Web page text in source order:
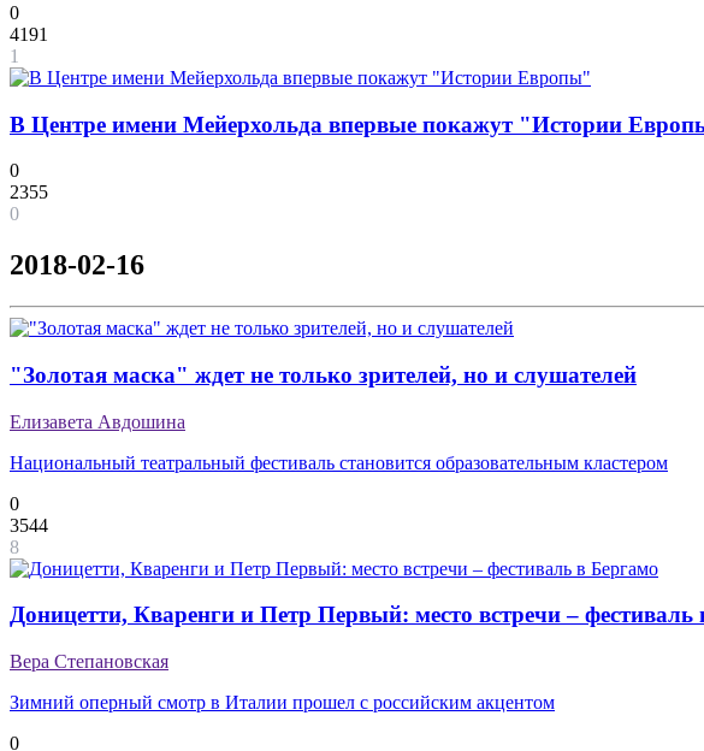
0
4191
1
В Центре имени Мейерхольда впервые покажут "Истории
0
2355
0
2018-02-16
"Золотая маска" ждет не только зрителей, но и слушателей
Елизавета Авдошина
Национальный театральный фестиваль становится образовательным кластером
0
3544
8
Доницетти, Кваренги и Петр Первый: место встречи – фестиваль
Вера Степановская
Зимний оперный смотр в Италии прошел с российским акцентом
0